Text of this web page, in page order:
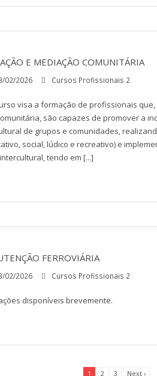
E MEDIAÇÃO COMUNITÁRIA
02/2026 Cursos Profissionais 2
visa a formação de profissionais
são capazes de promover a
de grupos e comunidades,
social, lúdico e recreativo) e
tendo em [...]
FERROVIÁRIA
02/2026 Cursos Profissionais 2
disponíveis brevemente.
1 2 3 Next ›